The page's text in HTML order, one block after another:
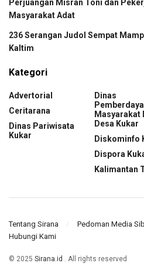
Perjuangan Misran Toni dan
Masyarakat Adat
236 Serangan Judol Sempat
Kaltim
Kategori
Advertorial
Ceritarana
Dinas Pariwisata
Kukar
Dinas
Masyarakat
Desa Kukar
Diskominfo
Dispora
Kalimantan
Tentang Sirana Pedoman Media
Hubungi Kami
© 2025 Sirana.id . All rights reserved